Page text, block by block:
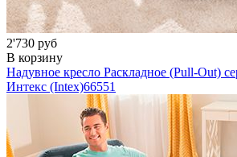
2'730 руб
В корзину
Надувное кресло Раскладное (Pull-Out)
Интекс (Intex)66551